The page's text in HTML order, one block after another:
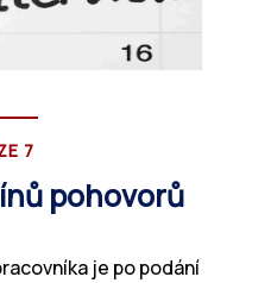
7
pohovorů
je po podání